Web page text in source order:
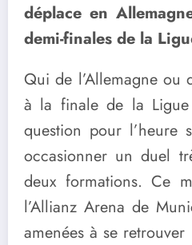
déplace en
demi-finales de la
Qui de l’Allemagne ou
à la finale de la
question pour l’heure
occasionner un duel
deux formations. Ce
l’Allianz Arena de
amenées à se